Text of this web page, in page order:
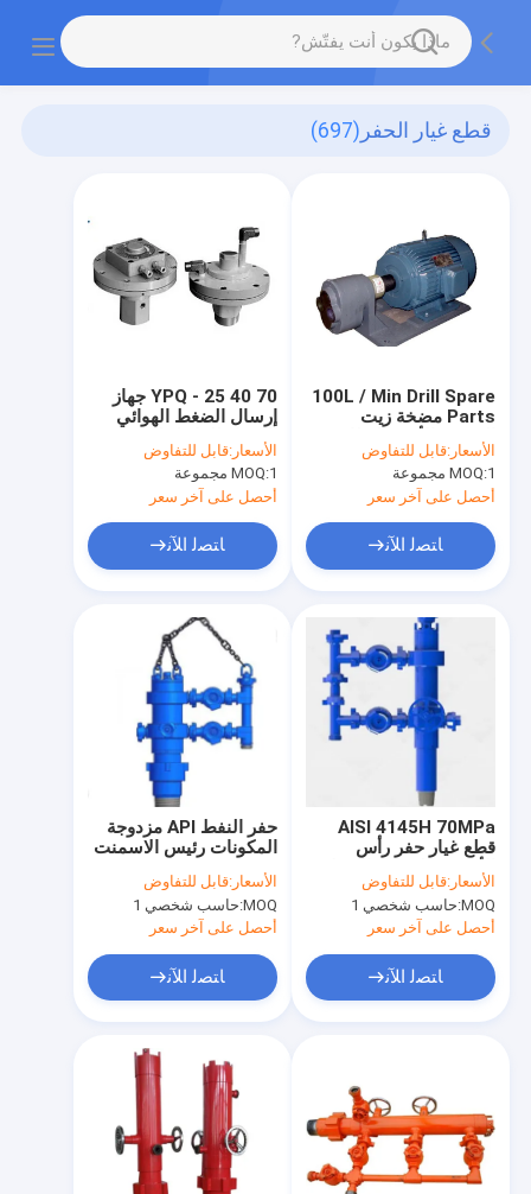
قطع غيار الحفر (697)
YPQ - 25 40 70 جهاز
إرسال الضغط الهوائي
المضاد للزلازل لوحدة
التحكم عن بعد
الأسعار:قابل للتفاوض
MOQ:1 مجموعة
أحصل على آخر سعر
ﺎﺘﺼﻟ ﺍﻶﻧ
100L / Min Drill Spare
Parts مضخة زيت
التروس الأفقية لنظام
تزييت الزيت
الأسعار:قابل للتفاوض
MOQ:1 مجموعة
أحصل على آخر سعر
ﺎﺘﺼﻟ ﺍﻶﻧ
حفر النفط API مزدوجة
المكونات رئيس الاسمنت
الاتحاد
الأسعار:قابل للتفاوض
MOQ: حاسب شخصي 1
أحصل على آخر سعر
ﺎﺘﺼﻟ ﺍﻶﻧ
AISI 4145H 70MPa
قطع غيار حفر رأس
الأسمنت لحقول النفط
الأسعار:قابل للتفاوض
MOQ: حاسب شخصي 1
أحصل على آخر سعر
ﺎﺘﺼﻟ ﺍﻶﻧ